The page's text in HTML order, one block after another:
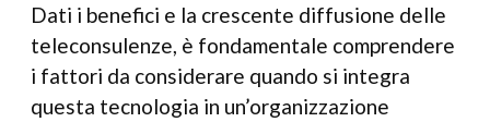
Dati i benefici e la crescente diffusione delle
teleconsulenze, è fondamentale comprendere
i fattori da considerare quando si integra
questa tecnologia in un’organizzazione